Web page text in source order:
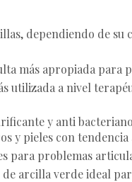
dependiendo de
más apropiada para
utilizada a nivel
y anti
y pieles con tendencia
para problemas
de arcilla verde ideal